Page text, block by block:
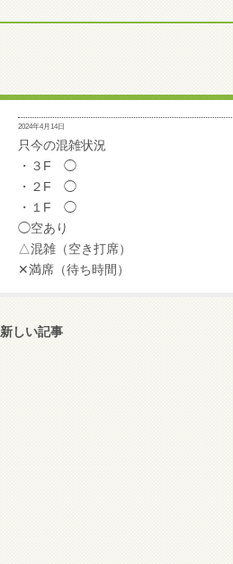
2024年4月14日
只今の混雑状況
・３F ◯
・２F ◯
・１F ◯
◯空あり
△混雑（空き打席）
✕満席（待ち時間）
新しい記事